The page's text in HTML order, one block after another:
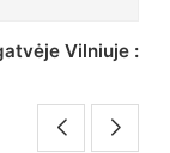
kolegija :